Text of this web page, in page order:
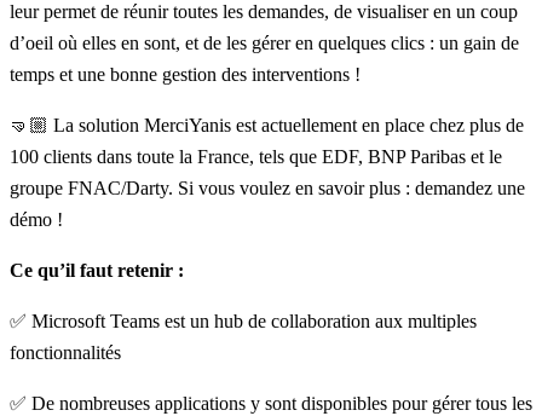
leur permet de réunir toutes les demandes, de visualiser en un coup
d’oeil où elles en sont, et de les gérer en quelques clics : un gain de
temps et une bonne gestion des interventions !
🤜🏼 La solution MerciYanis est actuellement en place chez plus de
100 clients dans toute la France, tels que EDF, BNP Paribas et le
groupe FNAC/Darty. Si vous voulez en savoir plus : demandez une
démo !
Ce qu’il faut retenir :
✅ Microsoft Teams est un hub de collaboration aux multiples
fonctionnalités
✅ De nombreuses applications y sont disponibles pour gérer tous les